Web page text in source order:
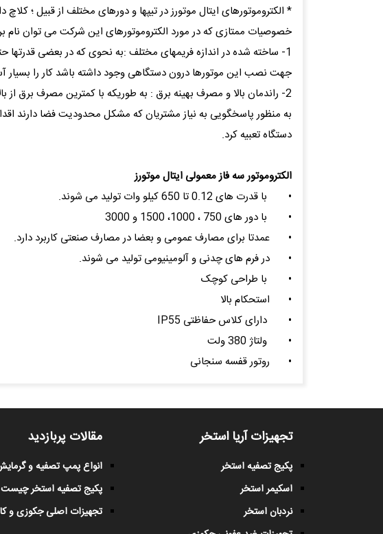
خصوصیات ممتازی که در مورد الکتروموتورهای این شرکت می توان نام
جهت نصب این موتورها درون دستگاهی وجود داشته باشد کار را بسیار
2- راندمان بالا و مصرف بهینه برق : به طوریکه با کمترین مصرف برق از بالا ترین راندمان برخوردار خواهد بود.
به منظور پاسخگویی به نیاز مشتریان که مشکل محدودیت فضا دارند
دستگاه تعبیه کرد.
الکتروموتور سه فاز معمولی ایتال موتورز
•
با قدرت های 0.12 تا 650 کیلو وات تولید می شوند.
•
با دور های 750 ، 1000، 1500 و 3000
•
عمدتا برای مصارف عمومی و بعضا در مصارف صنعتی کاربرد دارد.
•
در فرم های چدنی و آلومینیومی تولید می شوند.
•
با طراحی کوچک
•
استحکام بالا
•
دارای کلاس حفاظتی IP55
•
ولتاژ 380 ولت
•
روتور قفسه سنجانی
تجهیزات آریا استخر
پکیج تصفیه استخر
اسکیمر استخر
نردبان استخر
مقالات پربازدید
انواع پمپ تصفیه و
پکیج تصفیه استخر چیست
تجهیزات اصلی جکوزی و